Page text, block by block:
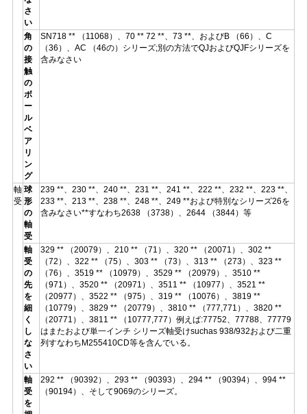
さ
い
角
の
接
触
の
ボ
ー
ル
ベ
ア
リ
ン
グ
SN718 ** （11068）、70 ** 72 **、73 **、およびB （66）、C
（36）、AC （46の）シリーズ;別の方法でQJおよびQJFシリーズを
含みなさい
軸
受
球
形
の
軸
受
239 **、230 **、240 **、231 **、241 **、222 **、232 **、223 **、
233 **、213 **、238 **、248 **、249 **および特別なシリーズ26を
含みなさい**すなわち2638 （3738）、2644 （3844）等
軸
受
の
先
を
細
く
し
な
さ
い
329 ** （20079）、210 ** （71）、320 ** （20071）、302 **
（72）、322 ** （75）、303 ** （73）、313 ** （273）、323 **
（76）、3519 ** （10979）、3529 ** （20979）、3510 **
（971）、3520 ** （20971）、3511 ** （10977）、3521 **
（20977）、3522 ** （975）、319 ** （10076）、3819 **
（10779）、3829 ** （20779）、3810 ** （777,771）、3820 **
（20771）、3811 ** （10777,777）例えば:77752、77788、77779
はまたおよび単一インチ シリーズ軸受けsuchas 938/932および二重
列すなわちM255410CD等を含んでいる。
軸
受
を
292 ** （90392）、293 ** （90393）、294 ** （90394）、994 **
（90194）、そして9069のシリーズ。